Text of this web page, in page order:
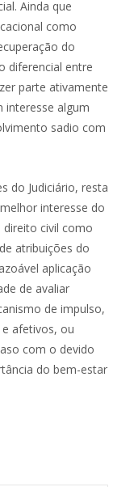
Ainda que
como
do
diferencial entre
parte ativamente
interesse algum
sadio com
do Judiciário, resta
interesse do
direito civil como
atribuições do
aplicação
de avaliar
de impulso,
afetivos, ou
com o devido
do bem-estar